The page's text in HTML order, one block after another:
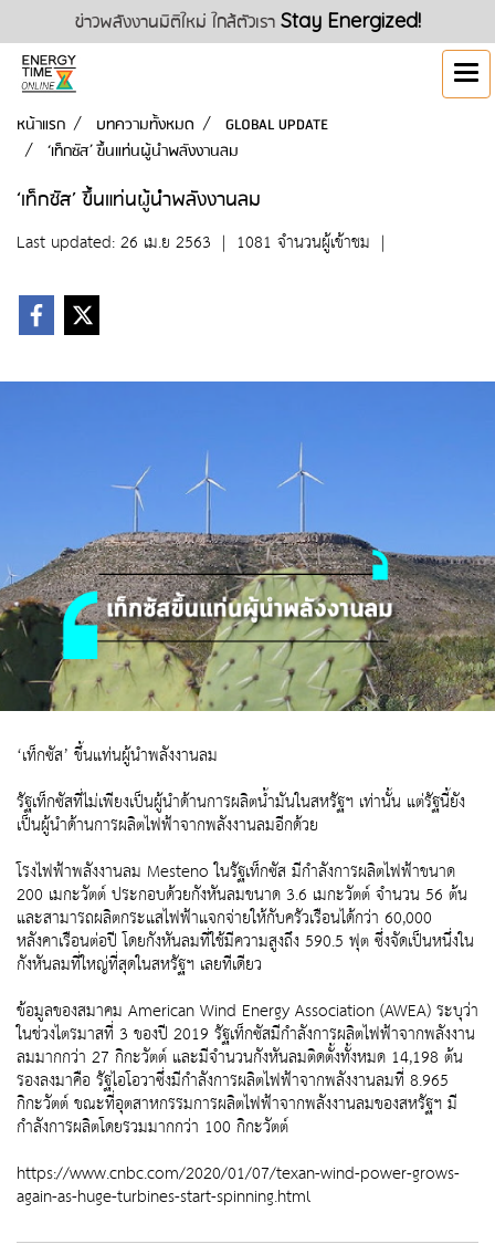
ข่าวพลังงานมิติใหม่ ใกล้ตัวเรา Stay Energized!
หน้าแรก บทความทั้งหมด
GLOBAL UPDATE
‘เท็กซัส’ ขึ้นแท่นผู้นำพลังงานลม
‘เท็กซัส’ ขึ้นแท่นผู้นำพลังงานลม
Last updated: 26 เม.ย 2563 | 1081 จำนวนผู้เข้าชม |
‘เท็กซัส’ ขึ้นแท่นผู้นำพลังงานลม
รัฐเท็กซัสที่ไม่เพียงเป็นผู้นำด้านการผลิตน้ำมันในสหรัฐฯ เท่านั้น แต่รัฐนี้ยัง
เป็นผู้นำด้านการผลิตไฟฟ้าจากพลังงานลมอีกด้วย
โรงไฟฟ้าพลังงานลม Mesteno ในรัฐเท็กซัส มีกำลังการผลิตไฟฟ้าขนาด
200 เมกะวัตต์ ประกอบด้วยกังหันลมขนาด 3.6 เมกะวัตต์ จำนวน 56 ต้น
และสามารถผลิตกระแสไฟฟ้าแจกจ่ายให้กับครัวเรือนได้กว่า 60,000
หลังคาเรือนต่อปี โดยกังหันลมที่ใช้มีความสูงถึง 590.5 ฟุต ซึ่งจัดเป็นหนึ่งใน
กังหันลมที่ใหญ่ที่สุดในสหรัฐฯ เลยทีเดียว
ข้อมูลของสมาคม American Wind Energy Association (AWEA) ระบุว่า
ในช่วงไตรมาสที่ 3 ของปี 2019 รัฐเท็กซัสมีกำลังการผลิตไฟฟ้าจากพลังงาน
ลมมากกว่า 27 กิกะวัตต์ และมีจำนวนกังหันลมติดตั้งทั้งหมด 14,198 ต้น
รองลงมาคือ รัฐไอโอวาซึ่งมีกำลังการผลิตไฟฟ้าจากพลังงานลมที่ 8.965
กิกะวัตต์ ขณะที่อุตสาหกรรมการผลิตไฟฟ้าจากพลังงานลมของสหรัฐฯ มี
กำลังการผลิตโดยรวมมากกว่า 100 กิกะวัตต์
https://www.cnbc.com/2020/01/07/texan-wind-power-grows-
again-as-huge-turbines-start-spinning.html